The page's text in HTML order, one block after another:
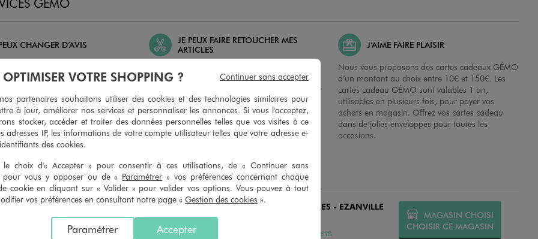
CHANGER D’AVIS
et vous proposons un avoir
pour tout article non
du ticket de caisse, dans tous les
JE PEUX FAIRE RETOUCHER MES
ARTICLES
faire retoucher vos articles textiles dans nos
magasins. Les tarifs sont à votre disposition sur
simple demande. Voir conditions en magasins.
J’AIME FAIRE PLAISIR
Nous vous proposons des cartes cadeaux GÉMO
d’un montant au choix entre 10€ et 150€. Les
cartes cadeau GÉMO sont valables 1 an,
utilisables en plusieurs fois, pour payer vos
achats en magasin. Offrez vos cartes cadeau
dans de jolies enveloppes pour toutes les
occasions.
MAGASIN CHOISI
CHOISIR CE MAGASIN
Distance :
23.7 Km GEMO MOISSELLES - EZANVILLE
Chaussures et Vêtements
MAGASIN CHOISI
CHOISIR CE MAGASIN
OPTIMISER VOTRE SHOPPING ?
partenaires souhaitons utiliser des cookies et des technologies similaires pour
à jour, améliorer nos services et personnaliser les annonces. Si vous l'acceptez,
stocker, accéder et traiter des données personnelles telles que vos visites à ce
adresses IP, les informations de votre compte utilisateur telles que votre adresse e-
des cookies.
le choix d'« Accepter » pour consentir à ces utilisations, de « Continuer sans
pour vous y opposer ou de « Paramétrer » vos préférences concernant chaque
cookie en cliquant sur « Valider » pour valider vos options. Vous pouvez à tout
vos préférences en consultant notre page « Gestion des cookies ».
Accepter
Paramétrer
Continuer sans accepter